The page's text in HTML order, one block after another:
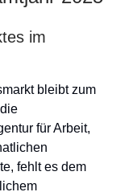
im
bleibt zum
für Arbeit,
fehlt es dem